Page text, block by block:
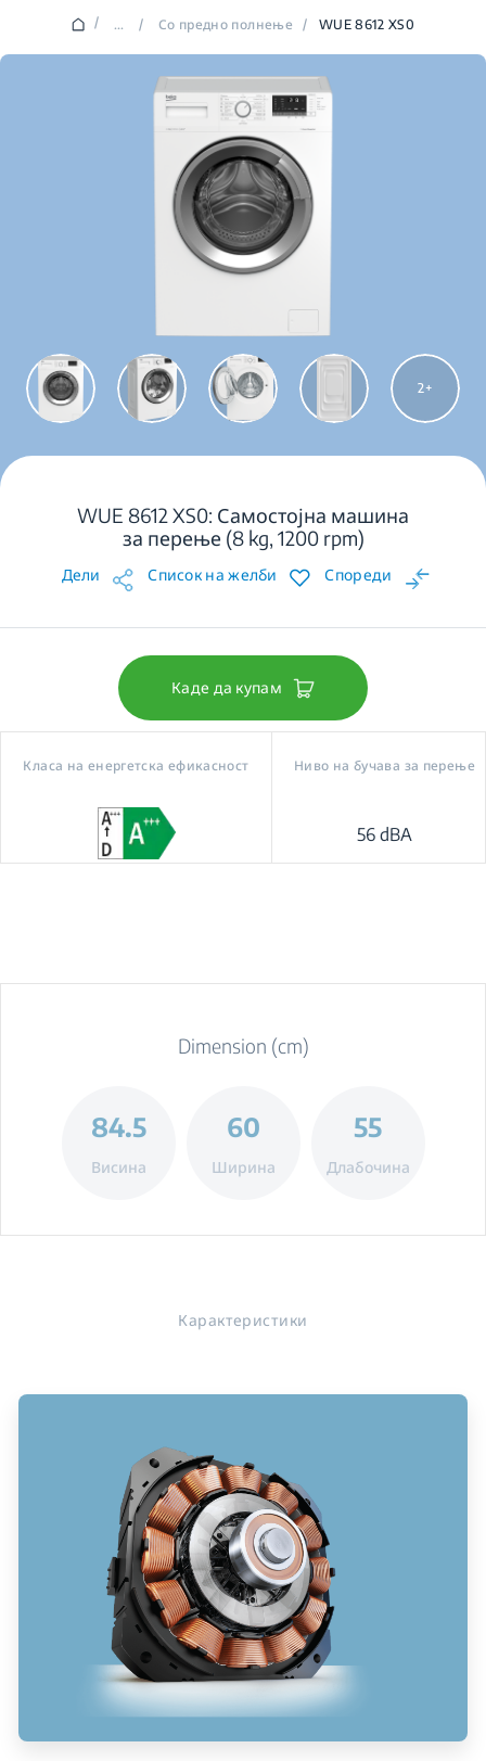
/ ... / Со предно полнење / WUE 8612 XS0
2
WUE 8612 XS0: Самостојна машина
за перење (8 kg, 1200 rpm)
Дели Список на желби Спореди
Каде да купам
Класа на енергетска ефикасност Ниво на бучава за перење
56 dBA
Dimension (cm)
84.5
Висина
60
Ширина
55
Длабочина
Карактеристики